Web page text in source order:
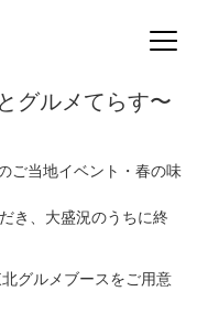
ルメてらす〜
ご当地イベント・春の味
き、大盛況のうちに終
グルメブースをご用意